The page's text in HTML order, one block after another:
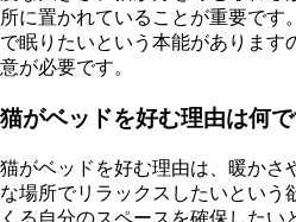
所に置かれていることが重要です
で眠りたいという本能があります
意が必要です。
猫がベッドを好む理由は何で
猫がベッドを好む理由は、暖かさ
な場所でリラックスしたいという
くる自分のスペースを確保した